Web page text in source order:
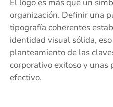
El logo es más que un
organización. Definir una
tipografía coherentes
identidad visual sólida,
planteamiento de las
corporativo exitoso y unas
efectivo.